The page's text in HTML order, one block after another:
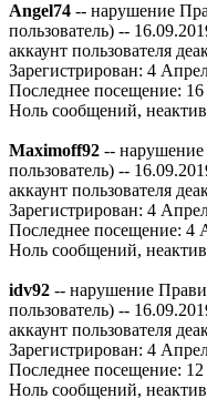
Angel74 -- нарушение
пользователь) --
аккаунт пользователя
Зарегистрирован: 4
Последнее посещение:
Ноль сообщений,
Maximoff92 --
пользователь) --
аккаунт пользователя
Зарегистрирован: 4
Последнее посещение: 4
Ноль сообщений,
idv92 -- нарушение
пользователь) --
аккаунт пользователя
Зарегистрирован: 4
Последнее посещение:
Ноль сообщений,